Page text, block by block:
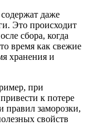
даже
Это происходит
сбора, когда
время как свежие
хранения и
при
к потере
правил заморозки,
свойств